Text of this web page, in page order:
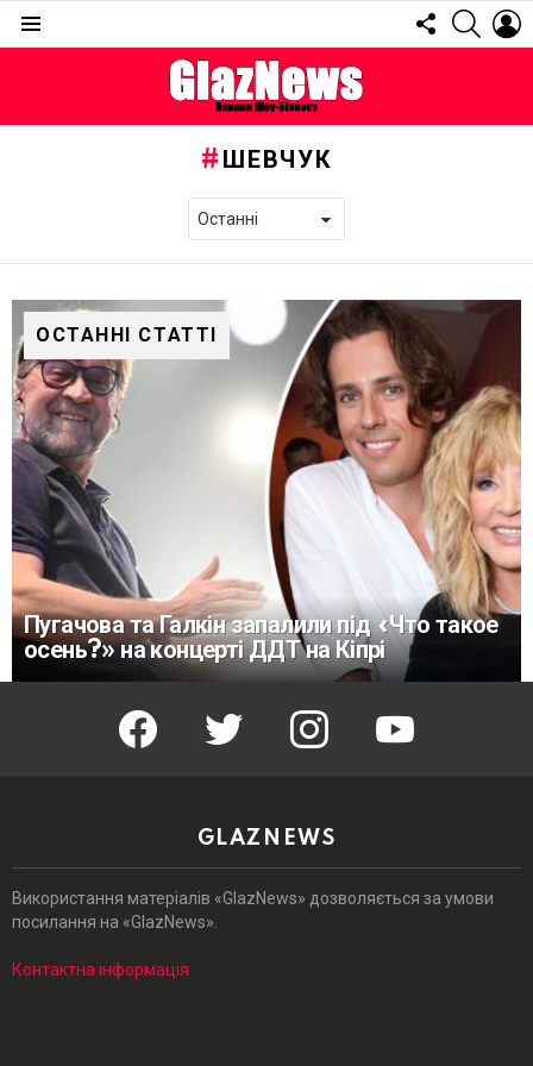
FOLLOW
US
ШЕВЧУК
ОСТАННІ СТАТТІ
Пугачова та Галкін запалили під «Что такое
осень?» на концерті ДДТ на Кіпрі
facebook twitter instagram youtube
GLAZNEWS
Використання матеріалів «GlazNews» дозволяється за умови
посилання на «GlazNews».
Контактна інформація